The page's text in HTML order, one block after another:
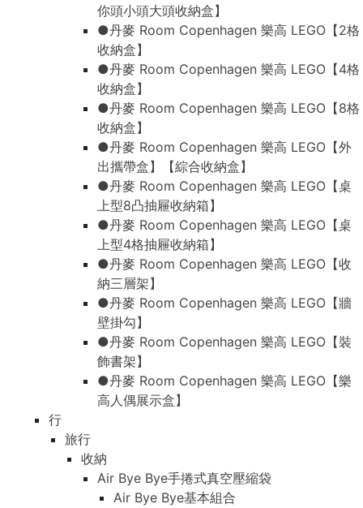
你頭小頭大頭收納盒】
●丹麥 Room Copenhagen 樂高 LEGO【2格
收納盒】
●丹麥 Room Copenhagen 樂高 LEGO【4格
收納盒】
●丹麥 Room Copenhagen 樂高 LEGO【8格
收納盒】
●丹麥 Room Copenhagen 樂高 LEGO【外
出攜帶盒】【綜合收納盒】
●丹麥 Room Copenhagen 樂高 LEGO【桌
上型8凸抽屜收納箱】
●丹麥 Room Copenhagen 樂高 LEGO【桌
上型4格抽屜收納箱】
●丹麥 Room Copenhagen 樂高 LEGO【收
納三層架】
●丹麥 Room Copenhagen 樂高 LEGO【牆
壁掛勾】
●丹麥 Room Copenhagen 樂高 LEGO【裝
飾書架】
●丹麥 Room Copenhagen 樂高 LEGO【樂
高人偶展示盒】
行
旅行
收納
Air Bye Bye手捲式真空壓縮袋
Air Bye Bye基本組合